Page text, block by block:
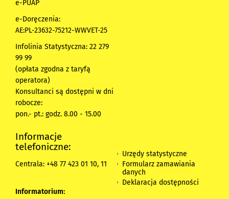
e-PUAP
e-Doręczenia:
AE:PL-23632-75212-WWVET-25
Infolinia Statystyczna: 22 279
99 99
(opłata zgodna z taryfą
operatora)
Konsultanci są dostępni w dni
robocze:
pon.- pt.: godz. 8.00 - 15.00
Informacje
telefoniczne:
Centrala: +48 77 423 01 10, 11
Informatorium:
Urzędy statystyczne
Formularz zamawiania
danych
Deklaracja dostępności